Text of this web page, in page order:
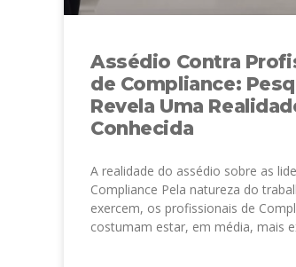
Assédio Contra
de Compliance:
Revela Uma
Conhecida
A realidade do assédio sobre as
Compliance Pela natureza do
exercem, os profissionais de
costumam estar, em média, mais